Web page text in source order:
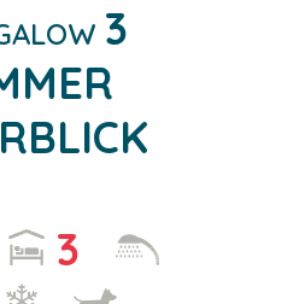
3
3